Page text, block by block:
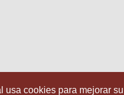
usa cookies para mejorar